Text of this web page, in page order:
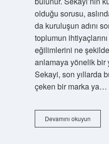
olduğu sorusu,
da kuruluşun adını
toplumun
eğilimlerini ne
anlamaya yönelik bir
Sekayi, son yıllarda
çeken bir marka ya…
Devamını okuyunSekayi
kim